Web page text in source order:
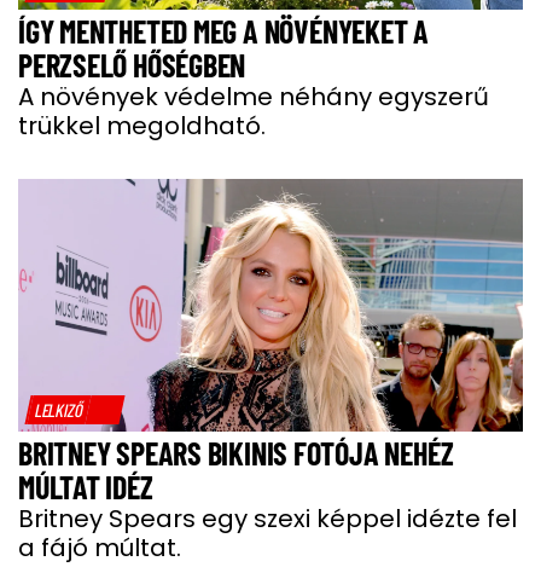
ÍGY MENTHETED MEG A NÖVÉNYEKET A
PERZSELŐ HŐSÉGBEN
A növények védelme néhány egyszerű
trükkel megoldható.
LELKIZŐ
BRITNEY SPEARS BIKINIS FOTÓJA NEHÉZ
MÚLTAT IDÉZ
Britney Spears egy szexi képpel idézte fel
a fájó múltat.